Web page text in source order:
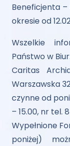
Beneficjenta –
okresie od
Wszelkie
Państwo w
Caritas
Warszawska
czynne od
– 15.00, nr tel.
Wypełnione
poniżej)